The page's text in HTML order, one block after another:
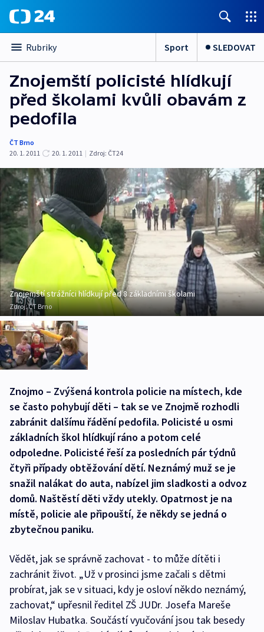
Rubriky Sport SLEDOVAT
Znojemští policisté hlídkují
před školami kvůli obavám z
pedofila
ČT Brno
20. 1. 2011
20. 1. 2011 | Zdroj: ČT24
Znojemští strážníci hlídkují před 8 základními školami
Zdroj:ČT Brno
Znojmo – Zvýšená kontrola policie na místech, kde
se často pohybují děti – tak se ve Znojmě rozhodli
zabránit dalšímu řádění pedofila. Policisté u osmi
základních škol hlídkují ráno a potom celé
odpoledne. Policisté řeší za posledních pár týdnů
čtyři případy obtěžování dětí. Neznámý muž se je
snažil nalákat do auta, nabízel jim sladkosti a odvoz
domů. Naštěstí děti vždy utekly. Opatrnost je na
místě, policie ale připouští, že někdy se jedná o
zbytečnou paniku.
Vědět, jak se správně zachovat - to může dítěti i
zachránit život. „Už v prosinci jsme začali s dětmi
probírat, jak se v situaci, kdy je osloví někdo neznámý,
zachovat,“ upřesnil ředitel ZŠ JUDr. Josefa Mareše
Miloslav Hubatka. Součástí vyučování jsou tak besedy